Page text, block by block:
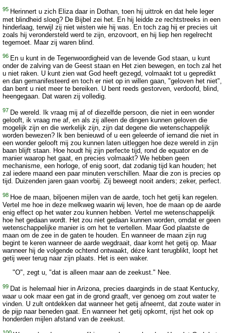
95 Herinnert u zich Eliza daar in Dothan, toen hij uittrok en dat hele leger
met blindheid sloeg? De Bijbel zei het. En hij leidde ze rechtstreeks in een
hinderlaag, terwijl zij niet wisten wie hij was. En toch zag hij er precies uit
zoals hij verondersteld werd te zijn, enzovoort, en hij liep hen regelrecht
tegemoet. Maar zij waren blind.
96 En u kunt in de Tegenwoordigheid van de levende God staan, u kunt
onder de zalving van de Geest staan en Het zien bewegen, en toch zal het
u niet raken. U kunt zien wat God heeft gezegd, volmaakt tot u gepredikt
en dan gemanifesteerd en toch er niet op in willen gaan, "geloven het niet",
dan bent u niet meer te bereiken. U bent reeds gestorven, verdoofd, blind,
heengegaan. Dat waren zij volledig.
97 De wereld. Ik vraag mij af of diezelfde persoon, die niet in een wonder
gelooft, ik vraag me af, en als zij alleen de dingen kunnen geloven die
mogelijk zijn en die werkelijk zijn, zijn dat degene die wetenschappelijk
worden bewezen? Ik ben benieuwd of u een geleerde of iemand die niet in
een wonder gelooft mij zou kunnen laten uitleggen hoe deze wereld in zijn
baan blijft staan. Hoe houdt hij zijn perfecte tijd, rond de equator en de
manier waarop het gaat, en precies volmaakt? We hebben geen
mechanisme, een horloge, of enig soort, dat zodanig tijd kan houden; het
zal iedere maand een paar minuten verschillen. Maar die zon is precies op
tijd. Duizenden jaren gaan voorbij. Zij beweegt nooit anders; zeker, perfect.
98 Hoe de maan, biljoenen mijlen van de aarde, toch het getij kan regelen.
Vertel me hoe in deze melkweg waarin wij leven, hoe de maan op de aarde
enig effect op het water zou kunnen hebben. Vertel me wetenschappelijk
hoe het gedaan wordt. Het zou niet gedaan kunnen worden, omdat er geen
wetenschappelijke manier is om het te vertellen. Maar God plaatste de
maan om de zee in de gaten te houden. En wanneer de maan zijn rug
begint te keren wanneer de aarde wegdraait, daar komt het getij op. Maar
wanneer hij de volgende ochtend ontwaakt, déze kant terugblikt, loopt het
getij weer terug naar zijn plaats. Het is een waker.
"O", zegt u, "dat is alleen maar aan de zeekust." Nee.
99 Dat is helemaal hier in Arizona, precies daarginds in de staat Kentucky,
waar u ook maar een gat in de grond graaft, ver genoeg om zout water te
vinden. U zult ontdekken dat wanneer het getij afneemt, dat zoute water in
de pijp naar beneden gaat. En wanneer het getij opkomt, rijst het ook op
honderden mijlen afstand van de zeekust.